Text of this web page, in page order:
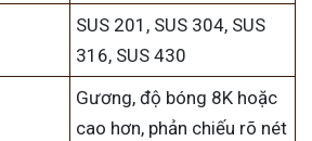
SUS 201, SUS 304, SUS
316, SUS 430
Gương, độ bóng 8K hoặc
cao hơn, phản chiếu rõ nét